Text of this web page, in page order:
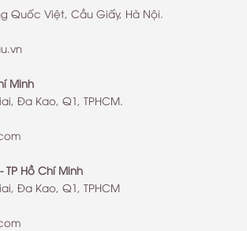
Quốc Việt, Cầu Giấy, Hà Nội.
Minh
Đa Kao, Q1, TPHCM.
Hồ Chí Minh
Đa Kao, Q1, TPHCM